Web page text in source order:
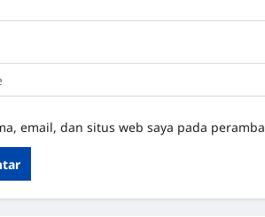
email, dan situs web saya pada